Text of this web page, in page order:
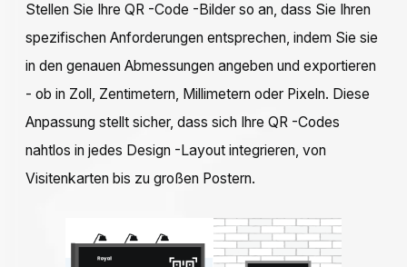
Stellen Sie Ihre QR -Code -Bilder so an, dass Sie Ihren
spezifischen Anforderungen entsprechen, indem Sie sie
in den genauen Abmessungen angeben und exportieren
- ob in Zoll, Zentimetern, Millimetern oder Pixeln. Diese
Anpassung stellt sicher, dass sich Ihre QR -Codes
nahtlos in jedes Design -Layout integrieren, von
Visitenkarten bis zu großen Postern.